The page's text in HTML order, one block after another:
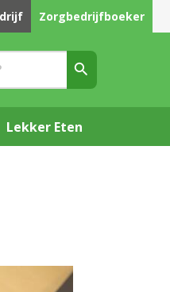
Zorgbedrijfboeker
Lekker Eten